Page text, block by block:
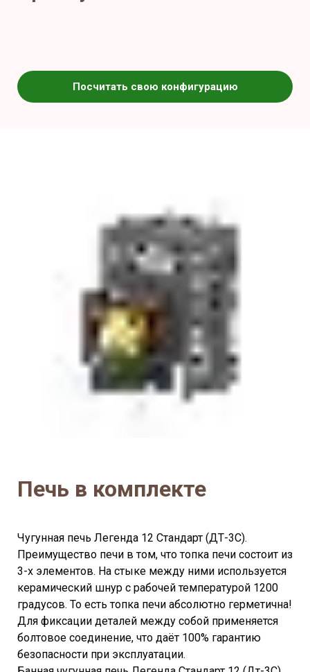
Посчитать свою конфигурацию
Печь в комплекте
Чугунная печь Легенда 12 Стандарт (ДТ-3С).
Преимущество печи в том, что топка печи состоит из
3-х элементов. На стыке между ними используется
керамический шнур с рабочей температурой 1200
градусов. То есть топка печи абсолютно герметична!
Для фиксации деталей между собой применяется
болтовое соединение, что даёт 100% гарантию
безопасности при эксплуатации.